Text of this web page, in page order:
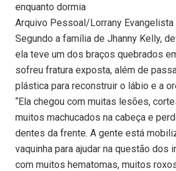
enquanto dormia
Arquivo Pessoal/Lorrany Evangelista
Segundo a família de Jhanny Kelly,
ela teve um dos braços quebrados
sofreu fratura exposta, além de
plástica para reconstruir o lábio e a
“Ela chegou com muitas lesões,
muitos machucados na cabeça e
dentes da frente. A gente está
vaquinha para ajudar na questão dos
com muitos hematomas, muitos